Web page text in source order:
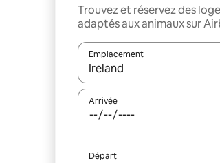
Trouvez et réservez des
adaptés aux animaux sur
Emplacement
Quand les résultats sont
Arrivée
Départ